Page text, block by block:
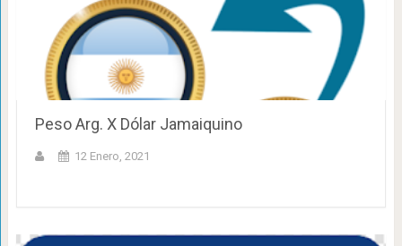
Peso Arg. X Dólar Jamaiquino
12 Enero, 2021